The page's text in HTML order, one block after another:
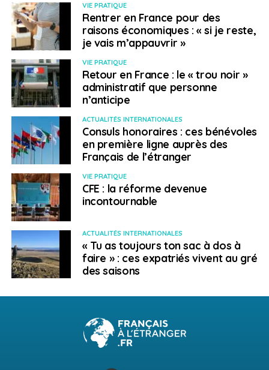
VIE PRATIQUE
Rentrer en France pour des
raisons économiques : « si je reste,
je vais m’appauvrir »
VIE PRATIQUE
Retour en France : le « trou noir »
administratif que personne
n’anticipe
ACTUALITÉS INTERNATIONALES
Consuls honoraires : ces bénévoles
en première ligne auprès des
Français de l’étranger
VIE PRATIQUE
CFE : la réforme devenue
incontournable
ACTUALITÉS INTERNATIONALES
« Tu as toujours ton sac à dos à
faire » : ces expatriés vivent au gré
des saisons